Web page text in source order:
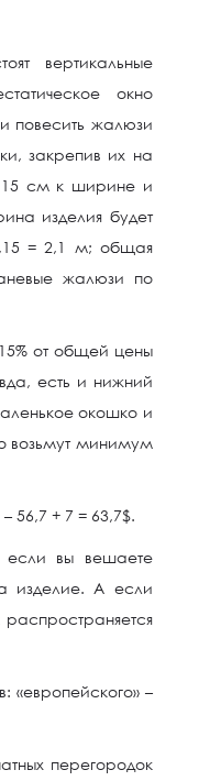
вертикальные
окно
жалюзи
закрепив их на
15 см к ширине и
изделия будет
= 2,1 м; общая
жалюзи по
от общей цены
есть и нижний
окошко и
возьмут минимум
56,7 + 7 = 63,7$.
если вы вешаете
изделие. А если
«европейского» –
перегородок